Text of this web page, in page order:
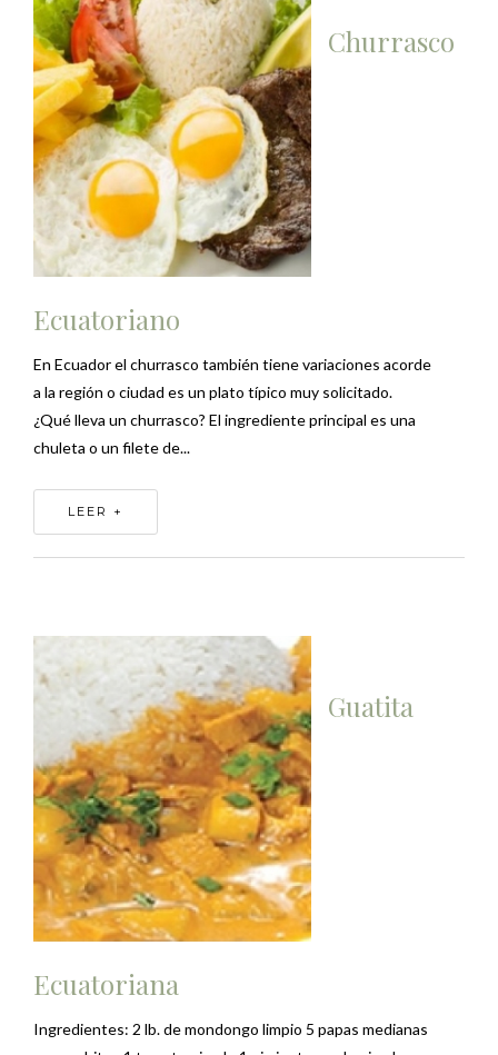
Churrasco
Ecuatoriano
En Ecuador el churrasco también tiene variaciones acorde
a la región o ciudad es un plato típico muy solicitado.
¿Qué lleva un churrasco? El ingrediente principal es una
chuleta o un filete de...
LEER +
Guatita
Ecuatoriana
Ingredientes: 2 lb. de mondongo limpio 5 papas medianas